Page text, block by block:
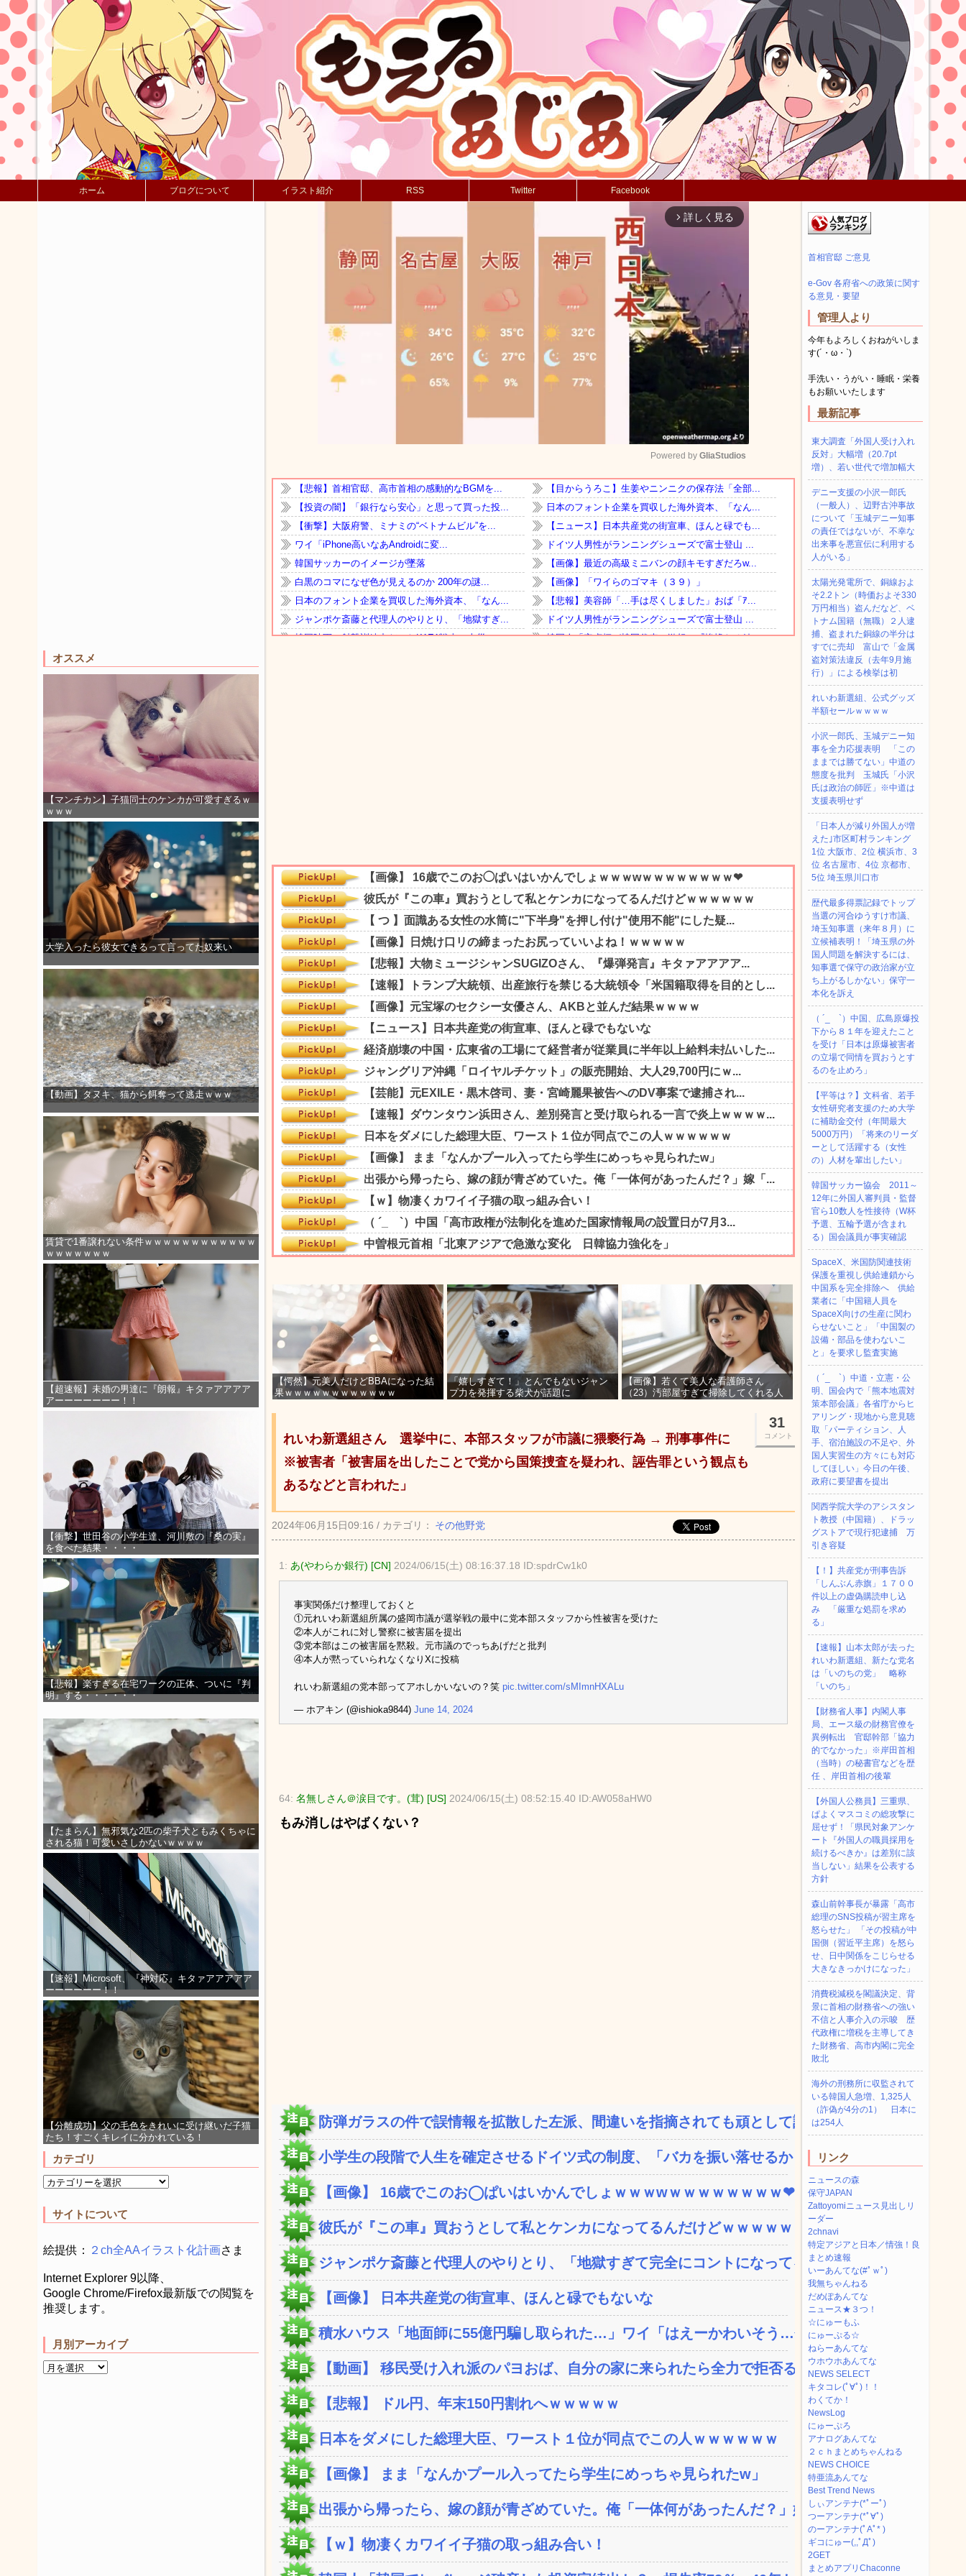
ホーム ブログについて イラスト紹介 RSS Twitter Facebook
オススメ
【マンチカン】子猫同士のケンカが可愛すぎるｗ
ｗｗｗ
大学入ったら彼女できるって言ってた奴来い
【動画】タヌキ、猫から餌奪って逃走ｗｗｗ
賃貸で1番譲れない条件ｗｗｗｗｗｗｗｗｗｗｗｗ
ｗｗｗｗｗｗｗ
【超速報】未婚の男達に『朗報』キタァアアアア
アーーーーーーー！！
【衝撃】世田谷の小学生達、河川敷の『桑の実』
を食べた結果・・・・
【悲報】楽すぎる在宅ワークの正体、ついに『判
明』する・・・・・・
【たまらん】無邪気な2匹の柴子犬ともみくちゃに
される猫！可愛いさしかないｗｗｗｗ
【速報】Microsoft、『神対応』キタァアアアアア
ーーーーーー！！
【分離成功】父の毛色をきれいに受け継いだ子猫
たち！すごくキレイに分かれている！
カテゴリ
サイトについて
絵提供： ２ch全AAイラスト化計画さま
Internet Explorer 9以降、
Google Chrome/Firefox最新版での閲覧を
推奨します。
月別アーカイブ
arrow_forward_ios 詳しく見る
Mute
Powered by GliaStudios
【愕然】元美人だけどBBAになった結
果ｗｗｗｗｗｗｗｗｗｗｗｗ
「嬉しすぎて！」とんでもないジャン
プ力を発揮する柴犬が話題に
【画像】若くて美人な看護師さん
（23）汚部屋すぎて掃除してくれる人
31
コメント
れいわ新選組さん 選挙中に、本部スタッフが市議に猥褻行為 → 刑事事件に
※被害者「被害届を出したことで党から国策捜査を疑われ、誣告罪という観点も
あるなどと言われた」
2024年06月15日09:16 / カテゴリ： その他野党
1: あ(やわらか銀行) [CN] 2024/06/15(土) 08:16:37.18 ID:spdrCw1k0
事実関係だけ整理しておくと
①元れいわ新選組所属の盛岡市議が選挙戦の最中に党本部スタッフから性被害を受けた
②本人がこれに対し警察に被害届を提出
③党本部はこの被害届を黙殺。元市議のでっちあげだと批判
④本人が黙っていられなくなりXに投稿
れいわ新選組の党本部ってアホしかいないの？笑 pic.twitter.com/sMImnHXALu
— ホアキン (@ishioka9844) June 14, 2024
64: 名無しさん＠涙目です。(茸) [US] 2024/06/15(土) 08:52:15.40 ID:AW058aHW0
もみ消しはやばくない？
防弾ガラスの件で誤情報を拡散した左派、間違いを指摘されても頑として認め...
小学生の段階で人生を確定させるドイツ式の制度、「バカを振い落せるから合...
【画像】 16歳でこのお◯ぱいはいかんでしょｗｗｗwｗｗｗｗｗｗｗｗ❤
彼氏が『この車』買おうとして私とケンカになってるんだけどｗｗｗｗｗｗ
ジャンポケ斎藤と代理人のやりとり、「地獄すぎて完全にコントになってる…...
【画像】 日本共産党の街宣車、ほんと碌でもないな
積水ハウス「地面師に55億円騙し取られた…」ワイ「はえーかわいそう…会...
【動画】 移民受け入れ派のパヨおば、自分の家に来られたら全力で拒否るｗ...
【悲報】 ドル円、年末150円割れへｗｗｗｗｗ
日本をダメにした総理大臣、ワースト１位が同点でこの人ｗｗｗｗｗｗ
【画像】 まま「なんかプール入ってたら学生にめっちゃ見られたw」
出張から帰ったら、嫁の顔が青ざめていた。俺「一体何があったんだ？」嫁「...
【ｗ】物凄くカワイイ子猫の取っ組み合い！
首相官邸 ご意見
e-Gov 各府省への政策に関す
る意見・要望
管理人より
今年もよろしくおねがいしま
す(´・ω・`)
手洗い・うがい・睡眠・栄養
もお願いいたします
最新記事
東大調査「外国人受け入れ
反対」大幅増（20.7pt
増）、若い世代で増加幅大
デニー支援の小沢一郎氏
（一般人）、辺野古沖事故
について「玉城デニー知事
の責任ではないが、不幸な
出来事を悪宣伝に利用する
人がいる」
太陽光発電所で、銅線およ
そ2.2トン（時価およそ330
万円相当）盗んだなど、ベ
トナム国籍（無職）２人逮
捕、盗まれた銅線の半分は
すでに売却 富山で「金属
盗対策法違反（去年9月施
行）」による検挙は初
れいわ新選組、公式グッズ
半額セールｗｗｗｗ
小沢一郎氏、玉城デニー知
事を全力応援表明 「この
ままでは勝てない」中道の
態度を批判 玉城氏「小沢
氏は政治の師匠」※中道は
支援表明せず
「日本人が減り外国人が増
えた｣市区町村ランキング
1位 大阪市、2位 横浜市、3
位 名古屋市、4位 京都市、
5位 埼玉県川口市
歴代最多得票記録でトップ
当選の河合ゆうすけ市議、
埼玉知事選（来年８月）に
立候補表明！「埼玉県の外
国人問題を解決するには、
知事選で保守の政治家が立
ち上がるしかない」保守一
本化を訴え
（ ´_ゝ`）中国、広島原爆投
下から８１年を迎えたこと
を受け「日本は原爆被害者
の立場で同情を買おうとす
るのを止めろ」
【平等は？】文科省、若手
女性研究者支援のため大学
に補助金交付（年間最大
5000万円）「将来のリーダ
ーとして活躍する（女性
の）人材を輩出したい」
韓国サッカー協会 2011～
12年に外国人審判員・監督
官ら10数人を性接待（W杯
予選、五輪予選が含まれ
る）国会議員が事実確認
SpaceX、米国防関連技術
保護を重視し供給連鎖から
中国系を完全排除へ 供給
業者に「中国籍人員を
SpaceX向けの生産に関わ
らせないこと」「中国製の
設備・部品を使わないこ
と」を要求し監査実施
（ ´_ゝ`）中道・立憲・公
明、国会内で「熊本地震対
策本部会議」各省庁からヒ
アリング・現地から意見聴
取「パーティション、人
手、宿泊施設の不足や、外
国人実習生の方々にも対応
してほしい」今日の午後、
政府に要望書を提出
関西学院大学のアシスタン
ト教授（中国籍）、ドラッ
グストアで現行犯逮捕 万
引き容疑
【！】共産党が刑事告訴
「しんぶん赤旗」１７００
件以上の虚偽購読申し込
み 「厳重な処罰を求め
る」
【速報】山本太郎が去った
れいわ新選組、新たな党名
は「いのちの党」 略称
「いのち」
【財務省人事】内閣人事
局、エース級の財務官僚を
異例転出 官邸幹部「協力
的でなかった」※岸田首相
（当時）の秘書官などを歴
任 、岸田首相の後輩
【外国人公務員】三重県、
ぱよくマスコミの総攻撃に
屈せず！「県民対象アンケ
ート『外国人の職員採用を
続けるべきか』は差別に該
当しない」結果を公表する
方針
森山前幹事長が暴露「高市
総理のSNS投稿が習主席を
怒らせた」 「その投稿が中
国側（習近平主席）を怒ら
せ、日中関係をこじらせる
大きなきっかけになった」
消費税減税を閣議決定、背
景に首相の財務省への強い
不信と人事介入の示唆 歴
代政権に増税を主導してき
た財務省、高市内閣に完全
敗北
海外の刑務所に収監されて
いる韓国人急増、1,325人
（詐偽が4分の1） 日本に
は254人
リンク
ニュースの森
保守JAPAN
Zattoyomiニュース見出しリ
ーダー
2chnavi
特定アジアと日本／情強！良
まとめ速報
いーあんてな(#ﾟｗﾟ)
我無ちゃんねる
だめぽあんてな
ニュース★３つ！
☆にゅーもふ
にゅーぷる☆
ねらーあんてな
ウホウホあんてな
NEWS SELECT
キタコレ(ﾟ∀ﾟ)！！
わくてか！
NewsLog
にゅーぷろ
アナログあんてな
２ｃｈまとめちゃんねる
NEWS CHOICE
特亜流あんてな
Best Trend News
しぃアンテナ(*ﾟーﾟ)
つーアンテナ(*ﾟ∀ﾟ)
のーアンテナ(ﾟAﾟ* )
ギコにゅー(,,ﾟДﾟ)
2GET
まとめアプリChaconne